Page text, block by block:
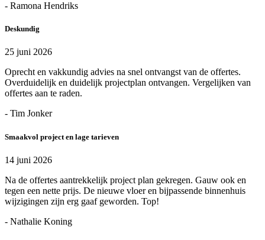
- Ramona Hendriks
Deskundig
25 juni 2026
Oprecht en vakkundig advies na snel ontvangst van de offertes.
Overduidelijk en duidelijk projectplan ontvangen. Vergelijken van
offertes aan te raden.
- Tim Jonker
Smaakvol project en lage tarieven
14 juni 2026
Na de offertes aantrekkelijk project plan gekregen. Gauw ook en
tegen een nette prijs. De nieuwe vloer en bijpassende binnenhuis
wijzigingen zijn erg gaaf geworden. Top!
- Nathalie Koning